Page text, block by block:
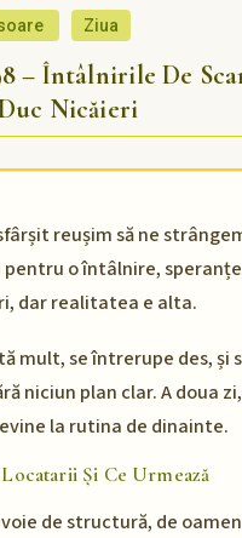
Ziua
– Întâlnirile De
Nicăieri
reușim să ne
pentru o întâlnire,
dar realitatea e alta.
mult, se întrerupe des, și
niciun plan clar. A doua zi,
la rutina de dinainte.
Locatarii Și Ce Urmează
de structură, de